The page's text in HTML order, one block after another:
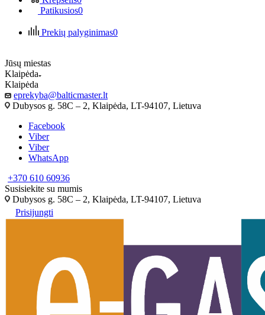
Patikusios0
Prekių palyginimas0
Jūsų miestas
Klaipėda
Klaipėda
eprekyba@balticmaster.lt
Dubysos g. 58C – 2, Klaipėda, LT-94107, Lietuva
Facebook
Viber
Viber
WhatsApp
+370 610 60936
Susisiekite su mumis
Dubysos g. 58C – 2, Klaipėda, LT-94107, Lietuva
Prisijungti